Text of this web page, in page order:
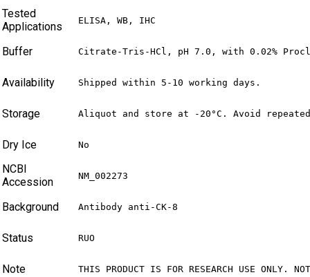
Tested
Applications
ELISA, WB, IHC
Buffer Citrate-Tris-HCl, pH 7.0, with 0.02%
Availability Shipped within 5-10 working days.
Storage Aliquot and store at -20°C. Avoid
Dry Ice No
NCBI
Accession
NM_002273
Background Antibody anti-CK-8
Status RUO
Note THIS PRODUCT IS FOR RESEARCH USE ONLY.